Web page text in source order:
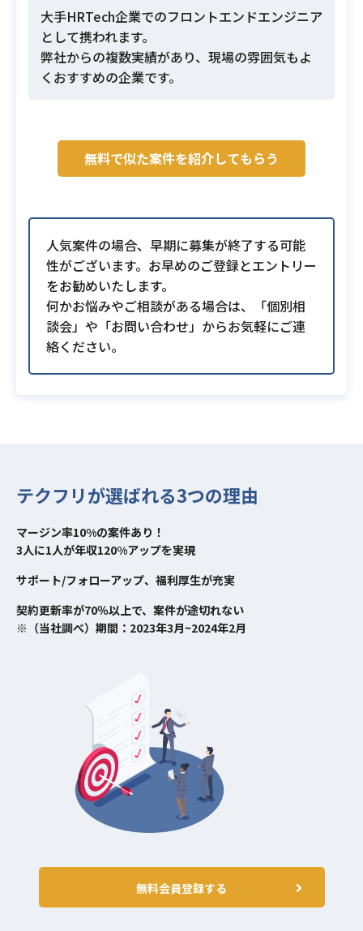
大手HRTech企業でのフロントエンドエンジニア
として携われます。
弊社からの複数実績があり、現場の雰囲気もよ
くおすすめの企業です。
無料で似た案件を紹介してもらう
人気案件の場合、早期に募集が終了する可能
性がございます。お早めのご登録とエントリー
をお勧めいたします。
何かお悩みやご相談がある場合は、「個別相
談会」や「お問い合わせ」からお気軽にご連
絡ください。
テクフリが選ばれる3つの理由
マージン率10%の案件あり！
3人に1人が年収120%アップを実現
サポート/フォローアップ、福利厚生が充実
契約更新率が70％以上で、案件が途切れない
※（当社調べ）期間：2023年3月~2024年2月
無料会員登録する